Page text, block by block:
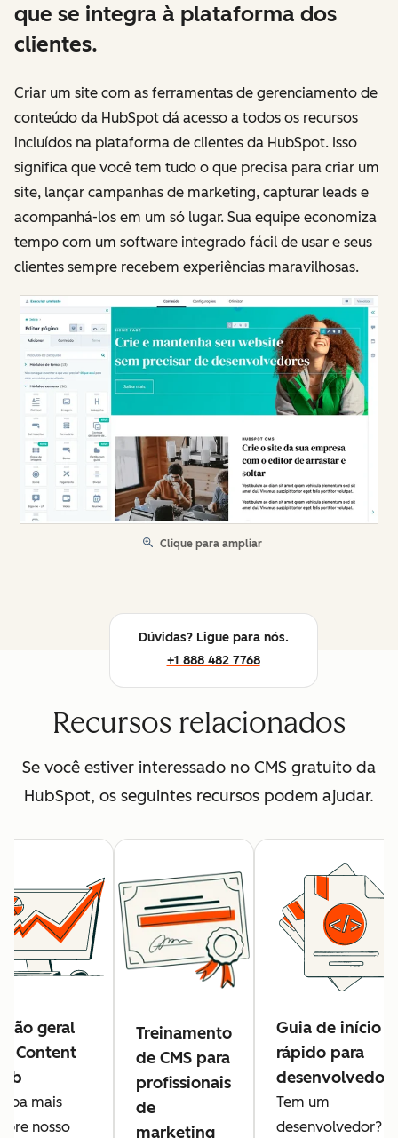
que se integra à plataforma dos
clientes.
Criar um site com as ferramentas de gerenciamento de
conteúdo da HubSpot dá acesso a todos os recursos
incluídos na plataforma de clientes da HubSpot. Isso
significa que você tem tudo o que precisa para criar um
site, lançar campanhas de marketing, capturar leads e
acompanhá-los em um só lugar. Sua equipe economiza
tempo com um software integrado fácil de usar e seus
clientes sempre recebem experiências maravilhosas.
Clique para ampliar
Dúvidas? Ligue para nós.
+1 888 482 7768
Recursos relacionados
Se você estiver interessado no CMS gratuito da
HubSpot, os seguintes recursos podem ajudar.
geral
Content
mais
nosso
Treinamento
de CMS para
profissionais
de
marketing
Guia de início
rápido para
Tem um
desenvolvedor?